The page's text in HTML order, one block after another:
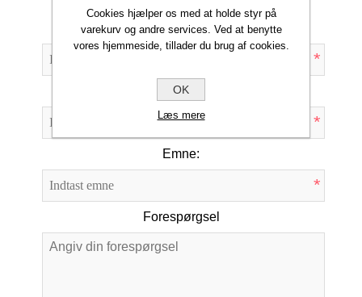
Dit navn
*
Din e-mail
*
Emne:
*
Forespørgsel
Cookies hjælper os med at holde styr på
varekurv og andre services. Ved at benytte
vores hjemmeside, tillader du brug af cookies.
OK
Læs mere